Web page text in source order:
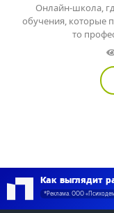
Онлайн-школа,
обучения, которые
то
Как выглядит
*Реклама. ООО